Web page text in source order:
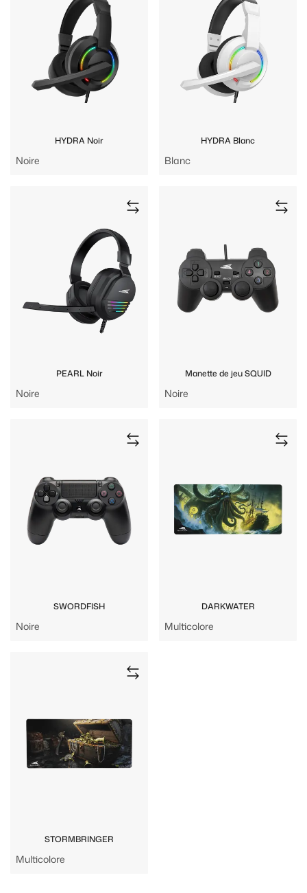
HYDRA Noir
Noire
HYDRA Blanc
Blanc
PEARL Noir
Noire
Manette de jeu SQUID
Noire
SWORDFISH
Noire
DARKWATER
Multicolore
STORMBRINGER
Multicolore